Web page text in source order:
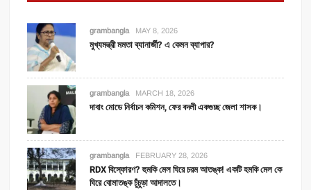
grambangla MAY 8, 2026
মুখ্যমন্ত্রী মমতা ব্যানার্জী? এ কেমন ব্যাপার?
grambangla MARCH 18, 2026
দাবাং মোডে নির্বাচন কমিশন, ফের বদলী একগুচ্ছ জেলা শাসক।
grambangla FEBRUARY 28, 2026
RDX বিস্ফোরণ? হুমকি মেল ঘিরে চরম আতঙ্ক! একটি হমকি মেল কে
ঘিরে বোমাতঙ্ক চুঁচুড়া আদালতে।